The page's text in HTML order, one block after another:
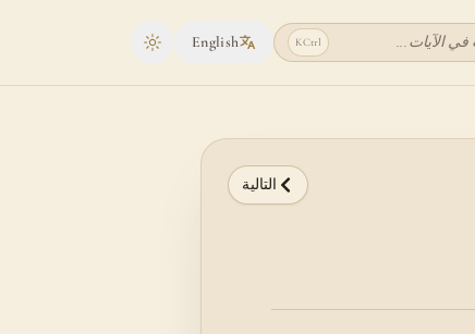
الآيات... Ctrl
K
English
Toggle theme
التالية